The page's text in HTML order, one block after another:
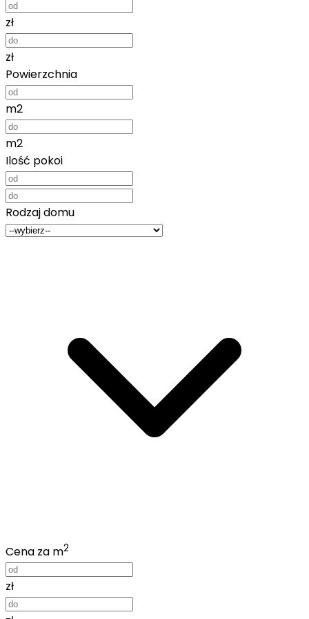
zł
zł
Powierzchnia
m2
m2
Ilość pokoi
Rodzaj domu
Cena za m2
zł